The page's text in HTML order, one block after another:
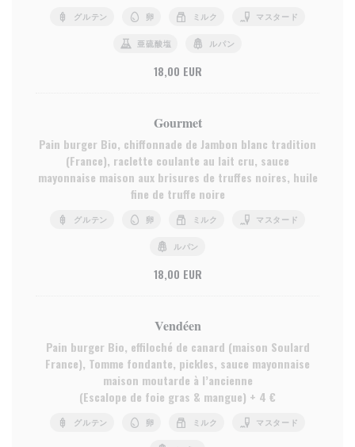
グルテン 卵 ミルク マスタード
亜硫酸塩 ルパン
18,00 EUR
Gourmet
Pain burger Bio, chiffonnade de Jambon blanc tradition
(France), raclette coulante au lait cru, sauce
mayonnaise maison aux brisures de truffes noires, huile
fine de truffe noire
グルテン 卵 ミルク マスタード
ルパン
18,00 EUR
Vendéen
Pain burger Bio, effiloché de canard (maison Soulard
France), Tomme fondante, pickles, sauce mayonnaise
maison moutarde à l’ancienne
(Escalope de foie gras & mangue) + 4 €
グルテン 卵 ミルク マスタード